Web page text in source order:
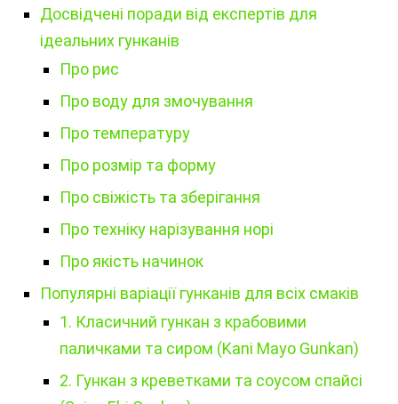
Досвідчені поради від експертів для
ідеальних гунканів
Про рис
Про воду для змочування
Про температуру
Про розмір та форму
Про свіжість та зберігання
Про техніку нарізування норі
Про якість начинок
Популярні варіації гунканів для всіх смаків
1. Класичний гункан з крабовими
паличками та сиром (Kani Mayo Gunkan)
2. Гункан з креветками та соусом спайсі